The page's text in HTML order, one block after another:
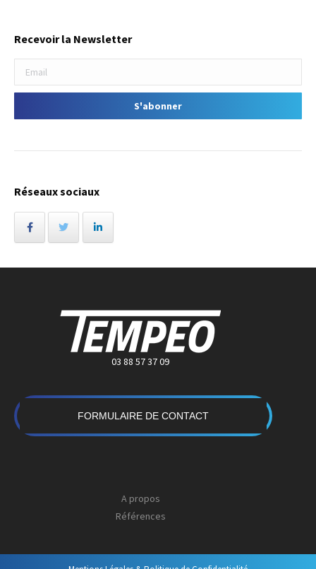
Recevoir la Newsletter
Réseaux sociaux
03 88 57 37 09
FORMULAIRE DE CONTACT
A propos
Références